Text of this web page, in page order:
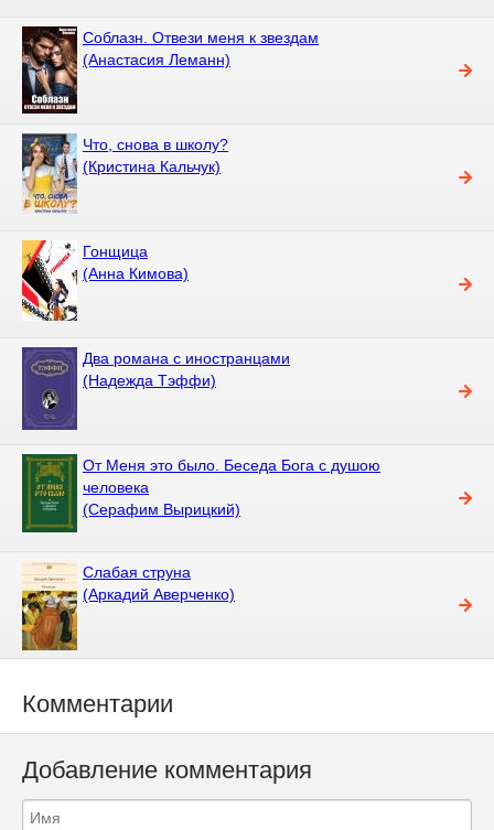
Соблазн. Отвези меня к звездам
(Анастасия Леманн)
Что, снова в школу?
(Кристина Кальчук)
Гонщица
(Анна Кимова)
Два романа с иностранцами
(Надежда Тэффи)
От Меня это было. Беседа Бога с душою
человека
(Серафим Вырицкий)
Слабая струна
(Аркадий Аверченко)
Комментарии
Добавление комментария